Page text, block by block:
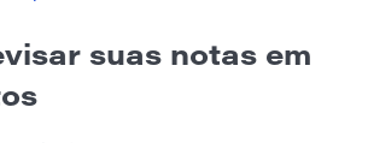
suas notas em